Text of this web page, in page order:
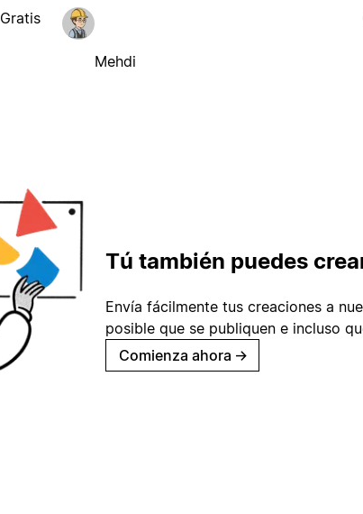
Gratis
Mehdi
Tú también puedes
Envía fácilmente tus creaciones a
posible que se publiquen e incluso
Comienza ahora →